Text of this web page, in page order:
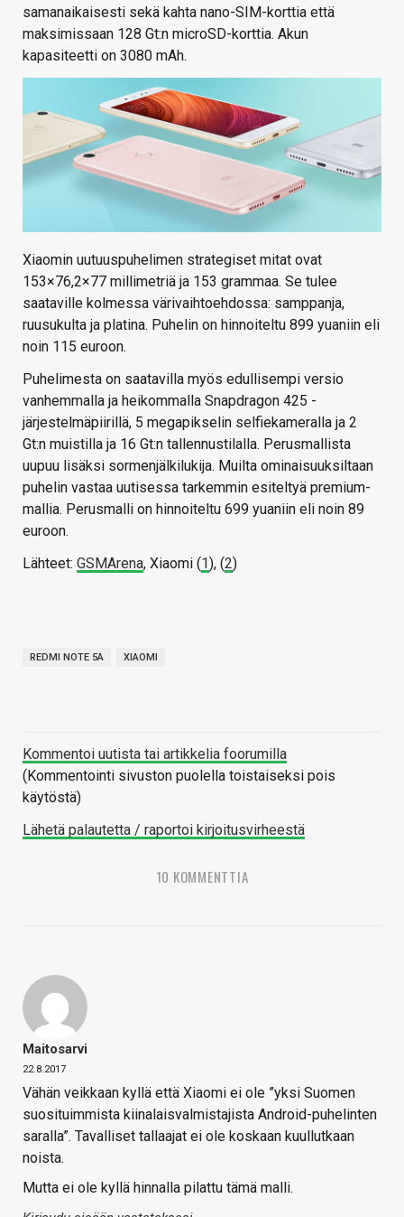
samanaikaisesti sekä kahta nano-SIM-korttia että
maksimissaan 128 Gt:n microSD-korttia. Akun
kapasiteetti on 3080 mAh.
Xiaomin uutuuspuhelimen strategiset mitat ovat
153×76,2×77 millimetriä ja 153 grammaa. Se tulee
saataville kolmessa värivaihtoehdossa: samppanja,
ruusukulta ja platina. Puhelin on hinnoiteltu 899 yuaniin eli
noin 115 euroon.
Puhelimesta on saatavilla myös edullisempi versio
vanhemmalla ja heikommalla Snapdragon 425 -
järjestelmäpiirillä, 5 megapikselin selfiekameralla ja 2
Gt:n muistilla ja 16 Gt:n tallennustilalla. Perusmallista
uupuu lisäksi sormenjälkilukija. Muilta ominaisuuksiltaan
puhelin vastaa uutisessa tarkemmin esiteltyä premium-
mallia. Perusmalli on hinnoiteltu 699 yuaniin eli noin 89
euroon.
Lähteet: GSMArena, Xiaomi (1), (2)
REDMI NOTE 5A XIAOMI
Kommentoi uutista tai artikkelia foorumilla
(Kommentointi sivuston puolella toistaiseksi pois
käytöstä)
Lähetä palautetta / raportoi kirjoitusvirheestä
10 KOMMENTTIA
Maitosarvi
22.8.2017
Vähän veikkaan kyllä että Xiaomi ei ole ”yksi Suomen
suosituimmista kiinalaisvalmistajista Android-puhelinten
saralla”. Tavalliset tallaajat ei ole koskaan kuullutkaan
noista.
Mutta ei ole kyllä hinnalla pilattu tämä malli.